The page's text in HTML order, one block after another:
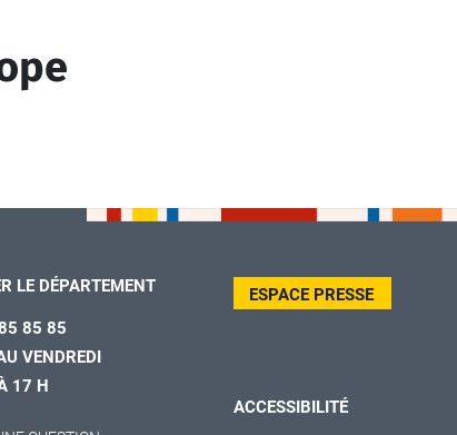
LE DÉPARTEMENT
85 85
VENDREDI
17 H
ESPACE PRESSE
ACCESSIBILITÉ